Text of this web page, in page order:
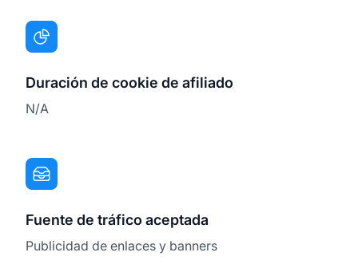
Duración de cookie de afiliado
N/A
Fuente de tráfico aceptada
Publicidad de enlaces y banners